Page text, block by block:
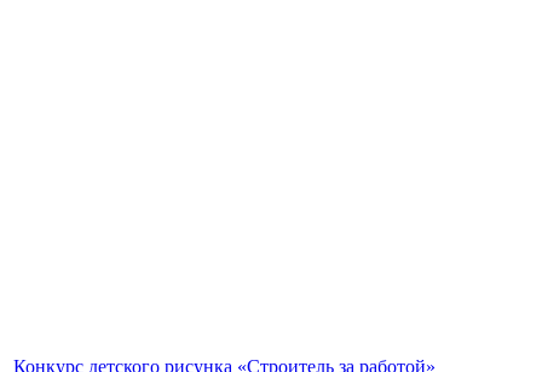
Конкурс детского рисунка «Строитель за работой»